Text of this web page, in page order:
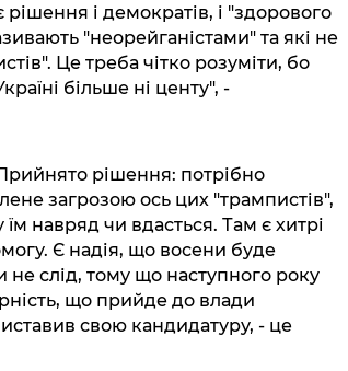
і демократів, і "здорового
"неорейганістами" та які не
Це треба чітко розуміти, бо
більше ні центу", -
рішення: потрібно
загрозою ось цих "трампистів",
навряд чи вдасться. Там є хитрі
Є надія, що восени буде
не слід, тому що наступного року
що прийде до влади
свою кандидатуру, - це